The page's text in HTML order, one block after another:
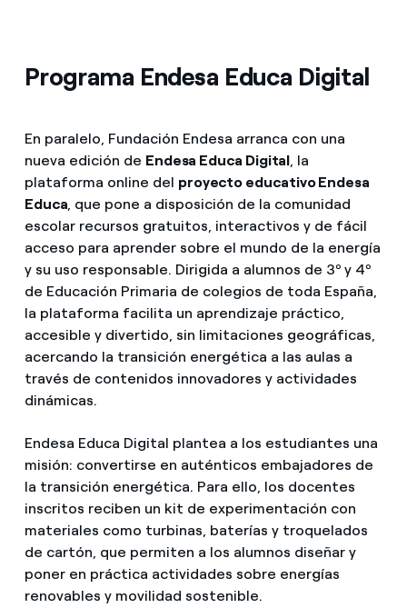
Programa Endesa Educa Digital
En paralelo, Fundación Endesa arranca con una
nueva edición de Endesa Educa Digital , la
plataforma online del proyecto educativo Endesa
Educa , que pone a disposición de la comunidad
escolar recursos gratuitos, interactivos y de fácil
acceso para aprender sobre el mundo de la energía
y su uso responsable. Dirigida a alumnos de 3º y 4º
de Educación Primaria de colegios de toda España,
la plataforma facilita un aprendizaje práctico,
accesible y divertido, sin limitaciones geográficas,
acercando la transición energética a las aulas a
través de contenidos innovadores y actividades
dinámicas.
Endesa Educa Digital plantea a los estudiantes una
misión: convertirse en auténticos embajadores de
la transición energética. Para ello, los docentes
inscritos reciben un kit de experimentación con
materiales como turbinas, baterías y troquelados
de cartón, que permiten a los alumnos diseñar y
poner en práctica actividades sobre energías
renovables y movilidad sostenible.